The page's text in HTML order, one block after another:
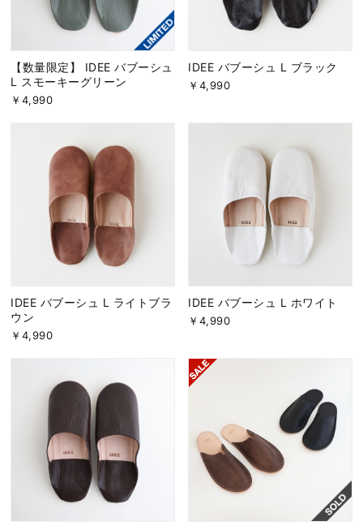
【数量限定】 IDEE バブーシュ
L スモーキーグリーン
￥4,990
IDEE バブーシュ L ブラック
￥4,990
IDEE バブーシュ L ライトブラ
ウン
￥4,990
IDEE バブーシュ L ホワイト
￥4,990